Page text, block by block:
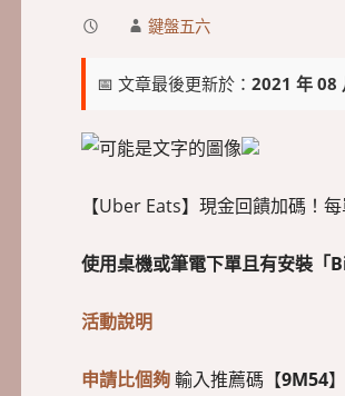
鍵盤五六
📅 文章最後更新於： 2021 年 08
【Uber Eats】現金回饋加碼！
使用桌機或筆電下單且有安裝「
活動說明
申請比個夠輸入推薦碼【9M54